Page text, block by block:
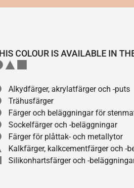
COLOUR IS AVAILABLE IN
Alkydfärger, akrylatfärger och -puts
Trähusfärger
Färger och beläggningar för
Sockelfärger och -beläggningar
Färger för plåttak- och metallytor
Kalkfärger, kalkcementfärger och -
Silikonhartsfärger och -